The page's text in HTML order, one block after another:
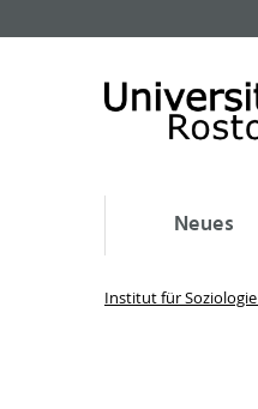
Neues
Institut für